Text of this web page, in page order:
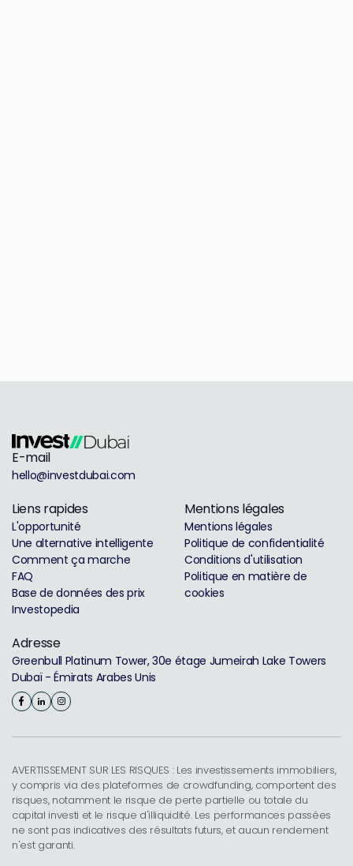
E-mail
hello@investdubai.com
Liens rapides
L'opportunité
Une alternative intelligente
Comment ça marche
FAQ
Base de données des prix
Investopedia
Mentions légales
Mentions légales
Politique de confidentialité
Conditions d'utilisation
Politique en matière de
cookies
Adresse
Greenbull Platinum Tower, 30e étage Jumeirah Lake Towers
Dubaï - Émirats Arabes Unis
AVERTISSEMENT SUR LES RISQUES : Les investissements immobiliers,
y compris via des plateformes de crowdfunding, comportent des
risques, notamment le risque de perte partielle ou totale du
capital investi et le risque d'illiquidité. Les performances passées
ne sont pas indicatives des résultats futurs, et aucun rendement
n'est garanti.